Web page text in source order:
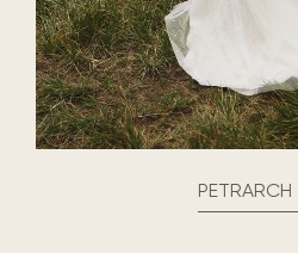
PETRARCH